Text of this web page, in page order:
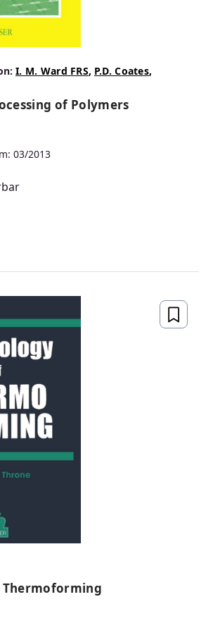
I. M. Ward FRS, P.D. Coates,
of Polymers
03/2013
Thermoforming